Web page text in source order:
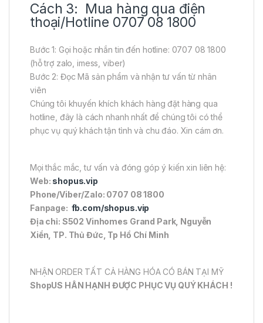
Cách 3: Mua hàng qua điện
thoại/Hotline 0707 08 1800
Bước 1: Gọi hoặc nhắn tin đến hotline: 0707 08 1800
(hỗ trợ zalo, imess, viber)
Bước 2: Đọc Mã sản phẩm và nhận tư vấn từ nhân
viên
Chúng tôi khuyến khích khách hàng đặt hàng qua
hotline, đây là cách nhanh nhất để chúng tôi có thể
phục vụ quý khách tận tình và chu đáo. Xin cám ơn.
Mọi thắc mắc, tư vấn và đóng góp ý kiến xin liên hệ:
Web: shopus.vip
Phone/Viber/Zalo: 0707 08 1800
Fanpage: fb.com/shopus.vip
Địa chỉ: S502 Vinhomes Grand Park, Nguyễn
Xiển, TP. Thủ Đức, Tp Hồ Chí Minh
NHẬN ORDER TẤT CẢ HÀNG HÓA CÓ BÁN TẠI MỸ
ShopUS HÂN HẠNH ĐƯỢC PHỤC VỤ QUÝ KHÁCH !